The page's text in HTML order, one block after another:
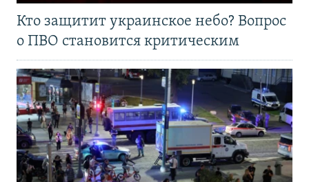
Кто защитит украинское небо? Вопрос
о ПВО становится критическим